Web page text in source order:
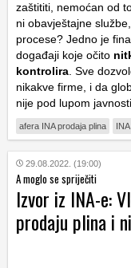
zaštititi, nemoćan od
ni obavještajne
procese? Jedno je
događaji koje očito
kontrolira . Sve
nikakve firme, i da
nije pod lupom
afera INA prodaja plina INA
29.08.2022. (19:00)
A moglo se spriječiti
Izvor iz INA-e:
prodaju plina i